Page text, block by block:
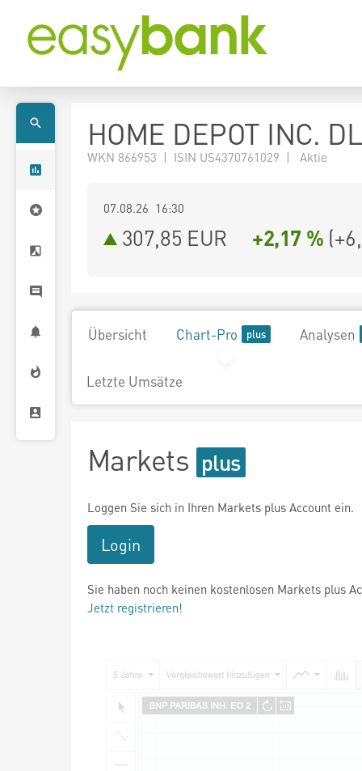
HOME DEPOT INC.
WKN 866953 | ISIN US4370761029 | Aktie
07.08.26 16:30
307,85 EUR +2,17 % (
Übersicht Chart-Pro Analysen
Letzte Umsätze
Markets
Loggen Sie sich in Ihren Markets plus Account ein.
Login
Sie haben noch keinen kostenlosen Markets plus
Jetzt registrieren!